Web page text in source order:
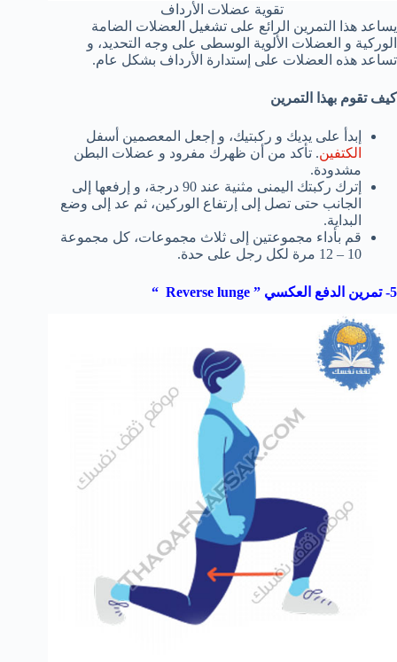
تقوية عضلات الأرداف
يساعد هذا التمرين الرائع على تشغيل العضلات الضامة
الوركية و العضلات الألوية الوسطى على وجه التحديد، و
تساعد هذه العضلات على إستدارة الأرداف بشكل عام.
كيف تقوم بهذا التمرين
إبدأ على يديك و ركبتيك، و إجعل المعصمين أسفل
الكتفين. تأكد من أن ظهرك مفرود و عضلات البطن
مشدودة.
إترك ركبتك اليمنى مثنية عند 90 درجة، و إرفعها إلى
الجانب حتى تصل إلى إرتفاع الوركين، ثم عد إلى وضع
البداية.
قم بأداء مجموعتين إلى ثلاث مجموعات، كل مجموعة
10 – 12 مرة لكل رجل على حدة.
5- تمرين الدفع العكسي ” Reverse lunge
“